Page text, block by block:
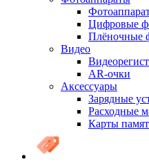
Цифровые
Плёночные
Видео
AR-очки
Аксессуары
Зарядные
Расходные
Карты